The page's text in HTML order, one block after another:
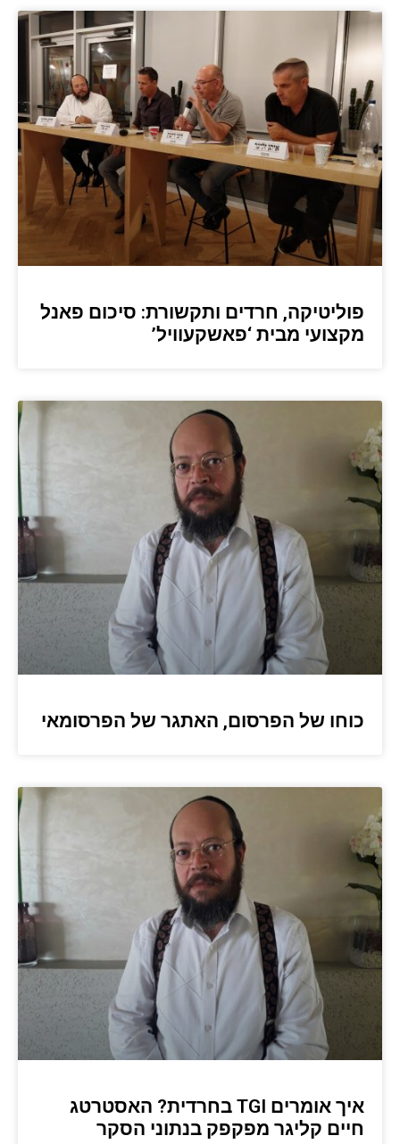
פוליטיקה, חרדים ותקשורת: סיכום פאנל
מקצועי מבית ‘פאשקעוויל’
כוחו של הפרסום, האתגר של הפרסומאי
איך אומרים TGI בחרדית? האסטרטג
חיים קליגר מפקפק בנתוני הסקר